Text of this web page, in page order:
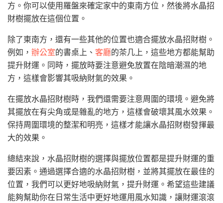
方。你可以使用羅盤來確定家中的東南方位，然後將水晶招
財樹擺放在這個位置。
除了東南方，還有一些其他的位置也適合擺放水晶招財樹。
例如， 辦公室的書桌上、 客廳的茶几上，這些地方都能幫助
提升財運。同時，擺放時要注意避免放置在陰暗潮濕的地
方，這樣會影響其吸納財氣的效果。
在擺放水晶招財樹時，我們還需要注意周圍的環境。避免將
其擺放在有尖角或是雜亂的地方，這樣會破壞其風水效果。
保持周圍環境的整潔和明亮，這樣才能讓水晶招財樹發揮最
大的效果。
總結來說，水晶招財樹的選擇與擺放位置都是提升財運的重
要因素。通過選擇合適的水晶招財樹，並將其擺放在最佳的
位置，我們可以更好地吸納財氣，提升財運。希望這些建議
能夠幫助你在日常生活中更好地運用風水知識，讓財運滾滾